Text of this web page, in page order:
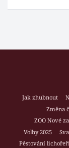
Jak zhubnout
Změna
ZOO Nové
Volby 2025
Pěstování